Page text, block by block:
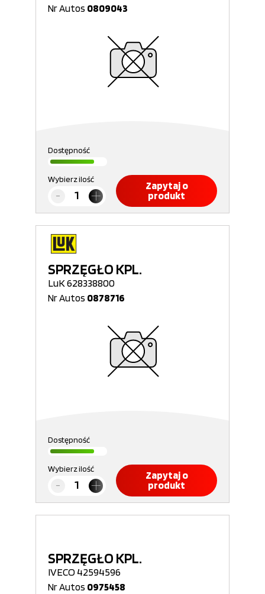
Nr Autos 0809043
Dostępność
Wybierz ilość
Zapytaj o
produkt
SPRZĘGŁO KPL.
LuK 628338800
Nr Autos 0878716
Dostępność
Wybierz ilość
Zapytaj o
produkt
SPRZĘGŁO KPL.
IVECO 42594596
Nr Autos 0975458